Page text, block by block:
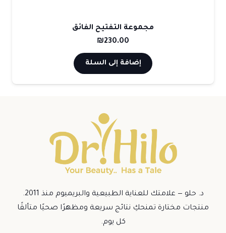
مجموعة التفتيح الفائق
₪230.00
إضافة إلى السلة
د. حلو — علامتك للعناية الطبيعية والبريميوم منذ 2011.
منتجات مختارة تمنحكِ نتائج سريعة ومظهرًا صحيًا متألقًا
كل يوم.